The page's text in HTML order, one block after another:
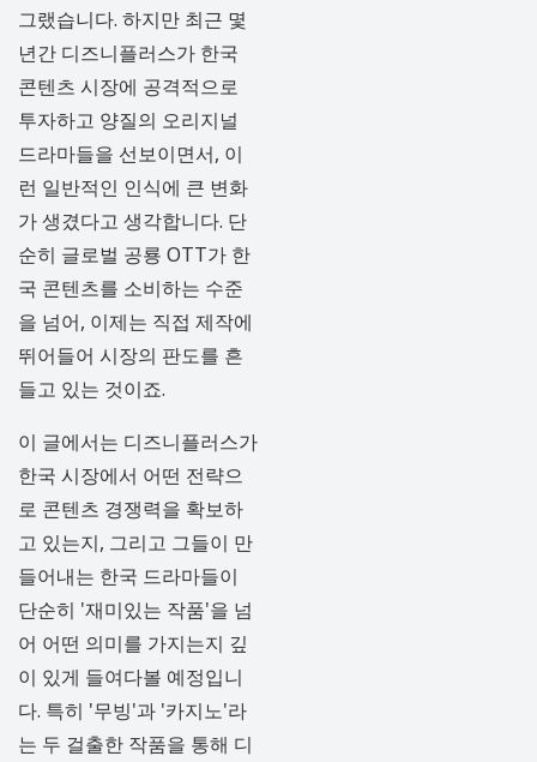
그랬습니다. 하지만 최근 몇
년간 디즈니플러스가 한국
콘텐츠 시장에 공격적으로
투자하고 양질의 오리지널
드라마들을 선보이면서, 이
런 일반적인 인식에 큰 변화
가 생겼다고 생각합니다. 단
순히 글로벌 공룡 OTT가 한
국 콘텐츠를 소비하는 수준
을 넘어, 이제는 직접 제작에
뛰어들어 시장의 판도를 흔
들고 있는 것이죠.
이 글에서는 디즈니플러스가
한국 시장에서 어떤 전략으
로 콘텐츠 경쟁력을 확보하
고 있는지, 그리고 그들이 만
들어내는 한국 드라마들이
단순히 '재미있는 작품'을 넘
어 어떤 의미를 가지는지 깊
이 있게 들여다볼 예정입니
다. 특히 '무빙'과 '카지노'라
는 두 걸출한 작품을 통해 디